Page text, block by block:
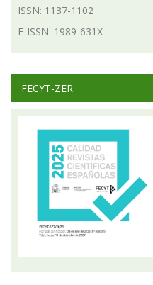
ISSN: 1137-1102
E-ISSN: 1989-631X
FECYT-ZER